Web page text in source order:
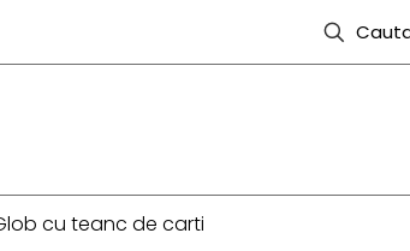
cu teanc de carti